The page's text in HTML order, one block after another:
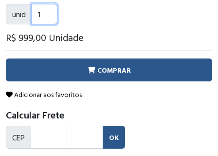
unid
R$ 999,00 Unidade
COMPRAR
Adicionar aos favoritos
Calcular Frete
CEP OK